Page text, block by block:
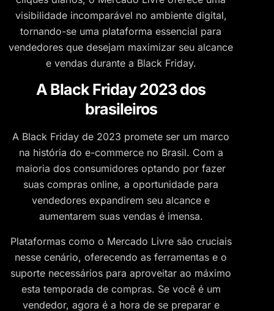
visibilidade incomparável no ambiente digital,
tornando-se uma plataforma essencial para
vendedores que desejam maximizar seu alcance
e vendas durante a Black Friday.
A Black Friday 2023 dos
brasileiros
A Black Friday de 2023 promete ser um marco
na história do e-commerce no Brasil. Com a
maioria dos consumidores optando por fazer
suas compras online, a oportunidade para
vendedores expandirem seu alcance e
aumentarem suas vendas é imensa.
Plataformas como o Mercado Livre são cruciais
nesse cenário, oferecendo as ferramentas e o
suporte necessários para aproveitar ao máximo
esta temporada de compras. Se você é um
vendedor, agora é a hora de se preparar e